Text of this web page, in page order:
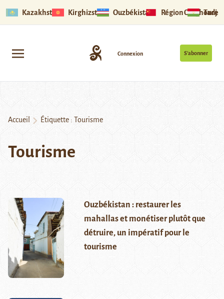
Kazakhstan Kirghizstan Ouzbékistan Région Ouïghoure
S’abonner
Connexion
Accueil Étiquette : Tourisme
Tourisme
Ouzbékistan : restaurer les
mahallas et monétiser plutôt que
détruire, un impératif pour le
tourisme